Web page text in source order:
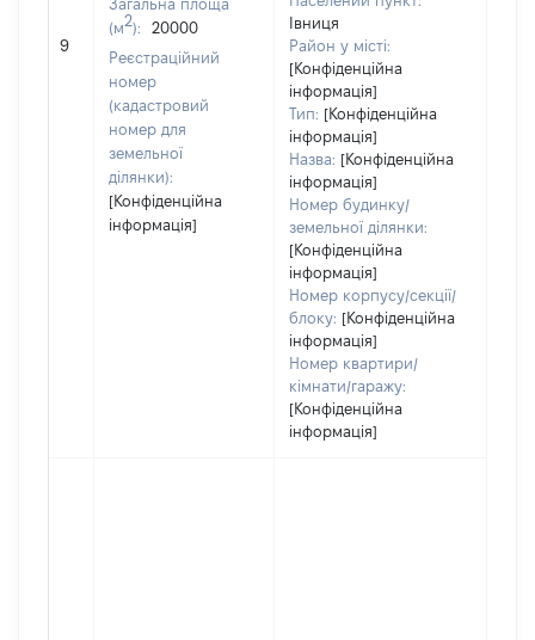
9
Загальна площа
(м2):
20000
Реєстраційний
номер
(кадастровий
номер для
земельної
ділянки):
[Конфіденційна
інформація]
Івниця
Район у місті:
[Конфіденційна
інформація]
Тип: [Конфіденційна
інформація]
Назва: [Конфіденційна
інформація]
Номер будинку/
земельної ділянки:
[Конфіденційна
інформація]
Номер корпусу/секції/
блоку: [Конфіденційна
інформація]
Номер квартири/
кімнати/гаражу:
[Конфіденційна
інформація]